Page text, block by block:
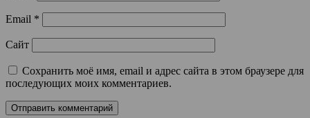
Email *
Сайт
Сохранить моё имя, email и адрес сайта в этом браузере для
последующих моих комментариев.